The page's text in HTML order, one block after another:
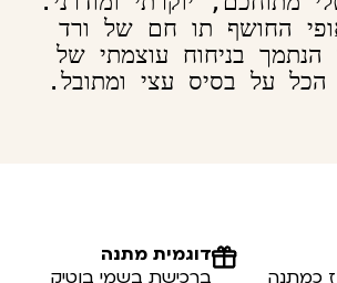
על בסיס עצי ומתובל.
כמתנה
דוגמית מתנה
ברכישת בשמי בוטיק